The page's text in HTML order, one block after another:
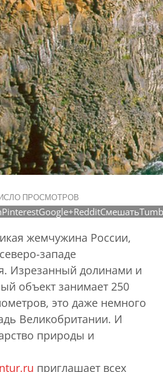
ПРОСМОТРОВ
PinterestGoogle+RedditСмешать
жемчужина России,
западе
Изрезанный долинами и
объект занимает 250
это даже немного
Великобритании. И
природы и
приглашает всех